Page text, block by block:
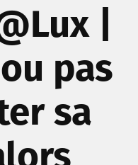
|
pas
sa